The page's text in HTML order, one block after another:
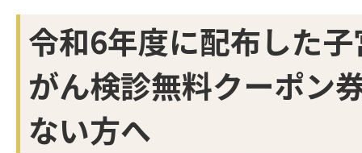
令和6年度に配布した
がん検診無料クーポン
ない方へ